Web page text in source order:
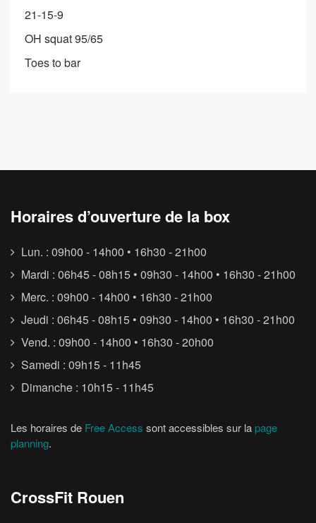
21-15-9
OH squat 95/65
Toes to bar
Horaires d’ouverture de la box
Lun. : 09h00 - 14h00 • 16h30 - 21h00
Mardi : 06h45 - 08h15 • 09h30 - 14h00 • 16h30 - 21h00
Merc. : 09h00 - 14h00 • 16h30 - 21h00
Jeudi : 06h45 - 08h15 • 09h30 - 14h00 • 16h30 - 21h00
Vend. : 09h00 - 14h00 • 16h30 - 20h00
Samedi : 09h15 - 11h45
Dimanche : 10h15 - 11h45
Les horaires de Free Access sont accessibles sur la page
planning.
CrossFit Rouen